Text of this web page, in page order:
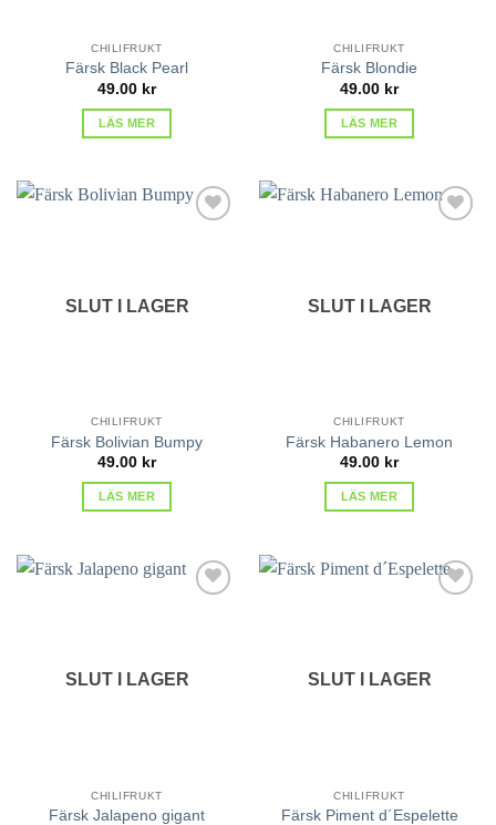
CHILIFRUKT
Färsk Black Pearl
49.00 kr
LÄS MER
CHILIFRUKT
Färsk Blondie
49.00 kr
LÄS MER
SLUT I LAGER
CHILIFRUKT
Färsk Bolivian Bumpy
49.00 kr
LÄS MER
SLUT I LAGER
CHILIFRUKT
Färsk Habanero Lemon
49.00 kr
LÄS MER
SLUT I LAGER
CHILIFRUKT
Färsk Jalapeno gigant
SLUT I LAGER
CHILIFRUKT
Färsk Piment d´Espelette